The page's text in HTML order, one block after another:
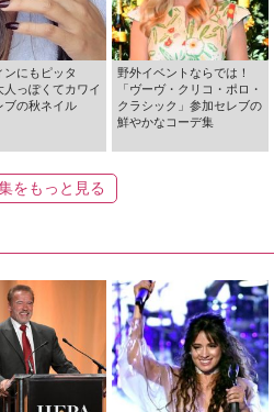
ンにもピッタ
っぽくてカワイ
ブの秋ネイル
野外イベントならでは！
「ヴーヴ・クリコ・ポロ・
クラシック」参加セレブの
鮮やかなコーデ集
をもっと見る